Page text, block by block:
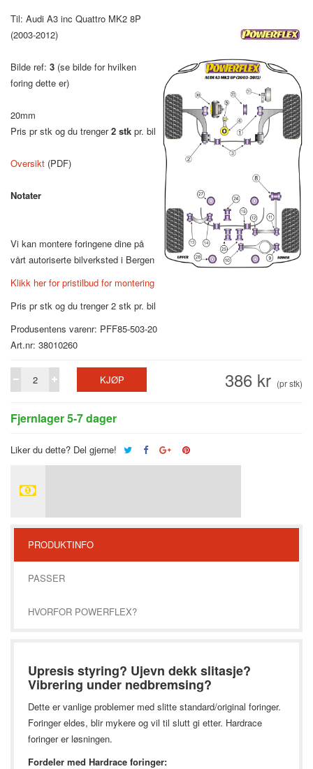
Til: Audi A3 inc Quattro MK2 8P
(2003-2012)
Bilde ref: 3 (se bilde for hvilken
foring dette er)
20mm
Pris pr stk og du trenger2 stk pr. bil
Oversikt (PDF)
Notater
Vi kan montere foringene dine på
vårt autoriserte bilverksted i Bergen
Klikk her for pristilbud for montering
Pris pr stk og du trenger 2 stk pr. bil
Produsentens varenr: PFF85-503-20
Art.nr: 38010260
386 kr (pr stk)
KJØP
Fjernlager 5-7 dager
Liker du dette? Del gjerne!
PRODUKTINFO
PASSER
HVORFOR POWERFLEX?
Upresis styring? Ujevn dekk slitasje?
Vibrering under nedbremsing?
Dette er vanlige problemer med slitte standard/original foringer.
Foringer eldes, blir mykere og vil til slutt gi etter. Hardrace
foringer er løsningen.
Fordeler med Hardrace foringer: